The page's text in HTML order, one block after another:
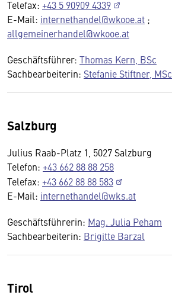
Telefax: +43 5 90909 4339
E-Mail: internethandel@wkooe.at ;
allgemeinerhandel@wkooe.at
Geschäftsführer: Thomas Kern, BSc
Sachbearbeiterin: Stefanie Stiftner, MSc
Salzburg
Julius Raab-Platz 1, 5027 Salzburg
Telefon: +43 662 88 88 258
Telefax: +43 662 88 88 583
E-Mail: internethandel@wks.at
Geschäftsführerin: Mag. Julia Peham
Sachbearbeiterin: Brigitte Barzal
Tirol